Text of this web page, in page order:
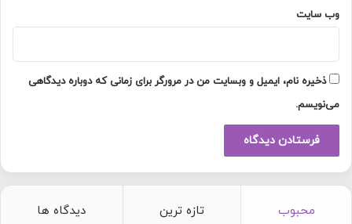
وب‌ سایت
ذخیره نام، ایمیل و وبسایت من در مرورگر برای زمانی که دوباره دیدگاهی
می‌نویسم.
محبوب تازه ترین دیدگاه ها